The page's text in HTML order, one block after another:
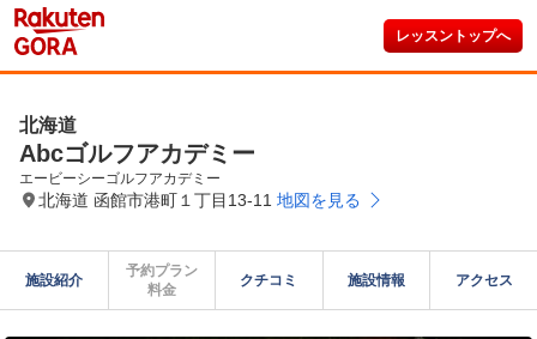
レッスントップへ
北海道
Abcゴルフアカデミー
エービーシーゴルフアカデミー
北海道 函館市港町１丁目13-11 地図を見る
施設紹介
予約プラン
料金
クチコミ 施設情報 アクセス